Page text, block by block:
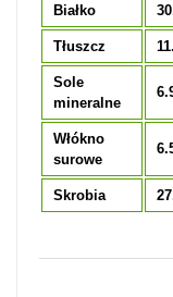
Białko
Tłuszcz
Sole
mineralne
Włókno
surowe
Skrobia